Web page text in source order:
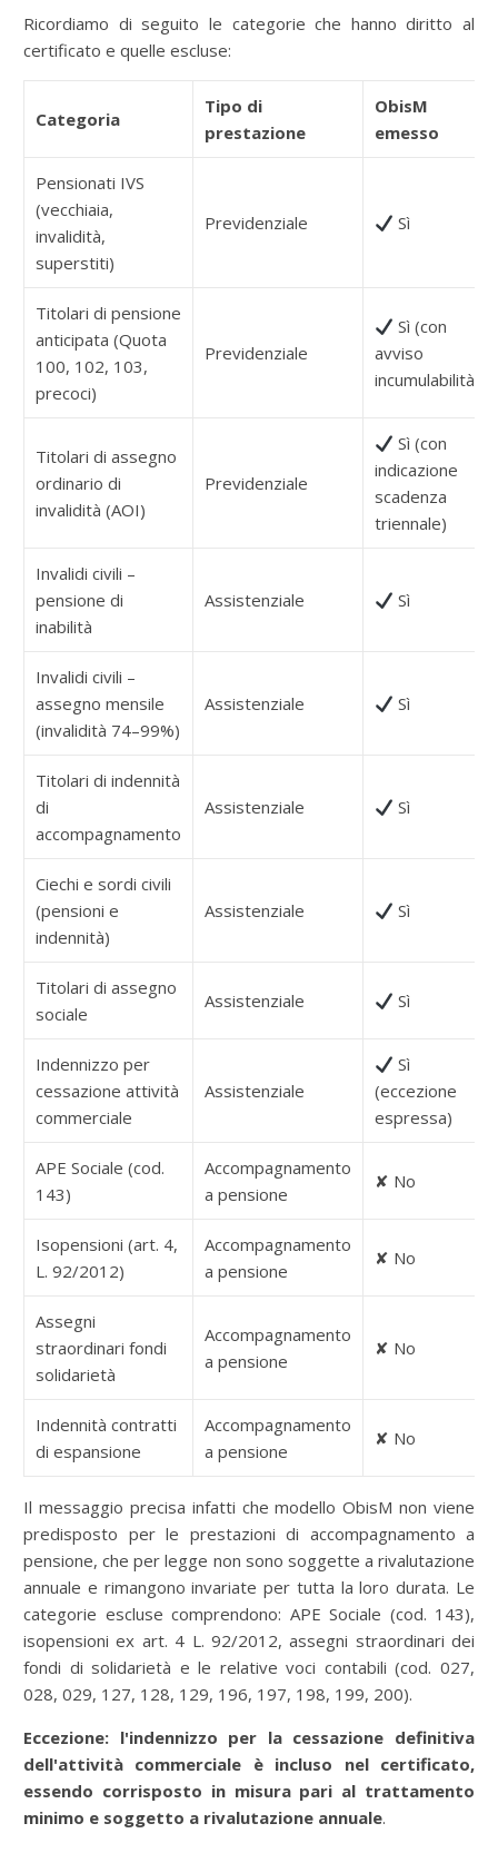
Ricordiamo di seguito le categorie che hanno diritto al
certificato e quelle escluse:
Categoria
Tipo di
prestazione
ObisM
emesso
Pensionati IVS
(vecchiaia,
invalidità,
superstiti)
Previdenziale Sì
Titolari di pensione
anticipata (Quota
100, 102, 103,
precoci)
Previdenziale
Sì (con
avviso
incumulabilità)
Titolari di assegno
ordinario di
invalidità (AOI)
Previdenziale
Sì (con
indicazione
scadenza
triennale)
Invalidi civili –
pensione di
inabilità
Assistenziale Sì
Invalidi civili –
assegno mensile
(invalidità 74–99%)
Assistenziale Sì
Titolari di indennità
di
accompagnamento
Assistenziale Sì
Ciechi e sordi civili
(pensioni e
indennità)
Assistenziale Sì
Titolari di assegno
sociale
Assistenziale Sì
Indennizzo per
cessazione attività
commerciale
Assistenziale
Sì
(eccezione
espressa)
APE Sociale (cod.
143)
Accompagnamento
a pensione
✘ No
Isopensioni (art. 4,
L. 92/2012)
Accompagnamento
a pensione
✘ No
Assegni
straordinari fondi
solidarietà
Accompagnamento
a pensione
✘ No
Indennità contratti
di espansione
Accompagnamento
a pensione
✘ No
Il messaggio precisa infatti che modello ObisM non viene
predisposto per le prestazioni di accompagnamento a
pensione, che per legge non sono soggette a rivalutazione
annuale e rimangono invariate per tutta la loro durata. Le
categorie escluse comprendono: APE Sociale (cod. 143),
isopensioni ex art. 4 L. 92/2012, assegni straordinari dei
fondi di solidarietà e le relative voci contabili (cod. 027,
028, 029, 127, 128, 129, 196, 197, 198, 199, 200).
Eccezione: l'indennizzo per la cessazione definitiva
dell'attività commerciale è incluso nel certificato,
essendo corrisposto in misura pari al trattamento
minimo e soggetto a rivalutazione annuale.